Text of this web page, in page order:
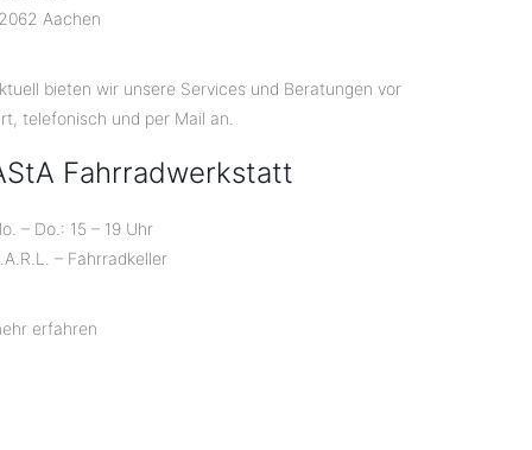
Aachen
bieten wir unsere Services und Beratungen vor
telefonisch und per Mail an.
Fahrradwerkstatt
– Do.: 15 – 19 Uhr
– Fahrradkeller
erfahren